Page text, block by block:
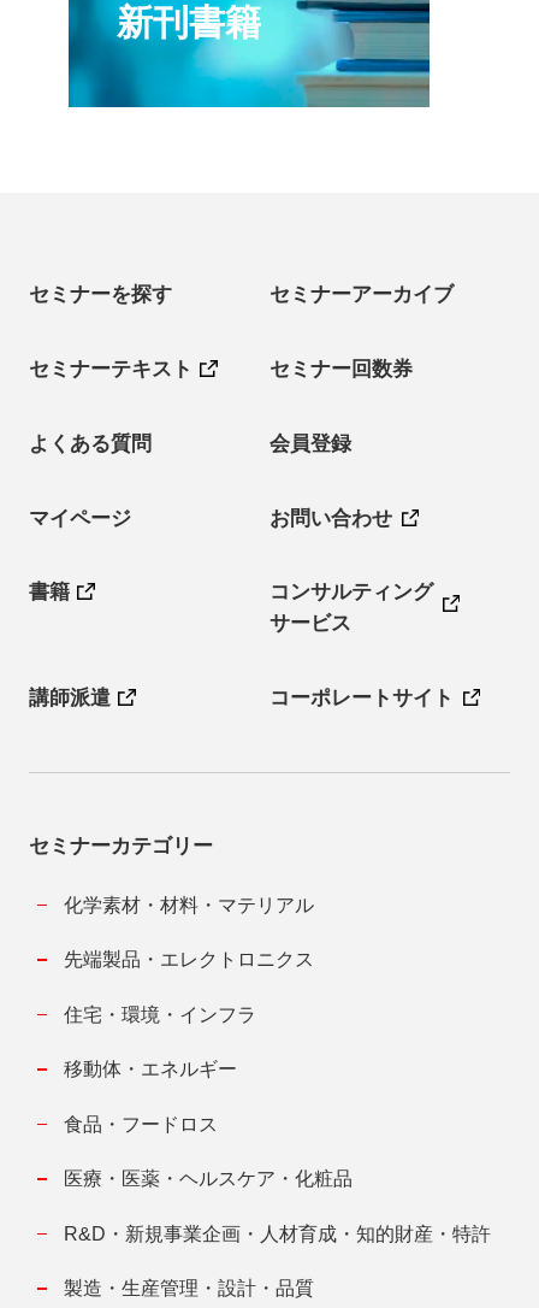
新刊書籍
セミナーを探す セミナーアーカイブ
セミナーテキスト セミナー回数券
よくある質問 会員登録
マイページ お問い合わせ
書籍
コンサルティング
サービス
講師派遣 コーポレートサイト
セミナーカテゴリー
化学素材・材料・マテリアル
先端製品・エレクトロニクス
住宅・環境・インフラ
移動体・エネルギー
食品・フードロス
医療・医薬・ヘルスケア・化粧品
R&D・新規事業企画・人材育成・知的財産・特許
製造・生産管理・設計・品質